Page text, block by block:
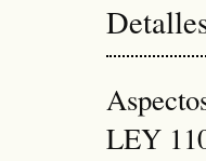
LEY